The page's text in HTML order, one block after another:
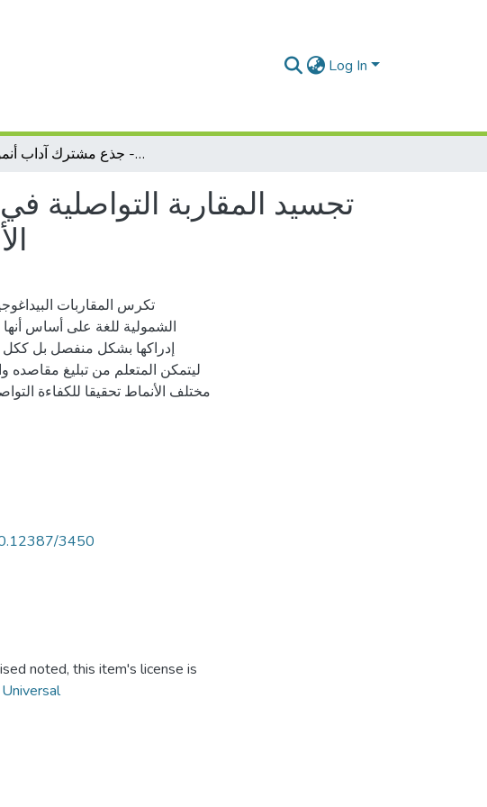
Log In
تجسيد المقاربة التواصلية في النصوص الأدبية لمرحلة التعليم الثانوي كتاب السنة الأولى من التعليم الثانوي- جذع مشترك آداب أنموذجا
تجسيد المقاربة التواصلية
تكرس المقاربات
الشمولية للغة على أساس
إدراكها بشكل منفصل بل
ليتمكن المتعلم من تبليغ مقاصده
مختلف الأنماط تحقيقا للكفاءة
3450
noted, this item's license is